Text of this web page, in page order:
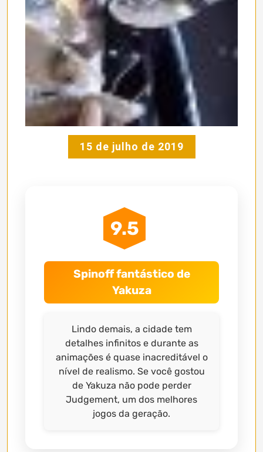
15 de julho de 2019
9.5
Spinoff fantástico de
Yakuza
Lindo demais, a cidade tem
detalhes infinitos e durante as
animações é quase inacreditável o
nível de realismo. Se você gostou
de Yakuza não pode perder
Judgement, um dos melhores
jogos da geração.